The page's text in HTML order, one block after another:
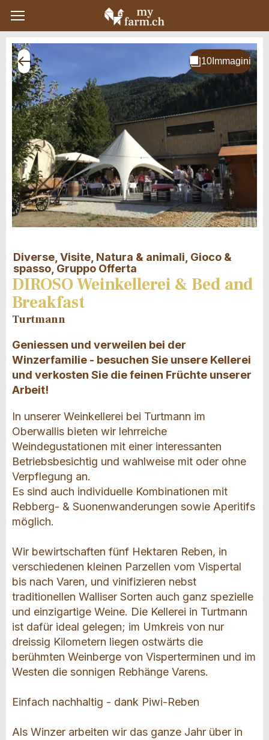
Diverse, Visite, Natura & animali, Gioco &
spasso, Gruppo Offerta
DIROSO Weinkellerei & Bed and
Breakfast
Turtmann
Geniessen und verweilen bei der
Winzerfamilie - besuchen Sie unsere Kellerei
und verkosten Sie die feinen Früchte unserer
Arbeit!
In unserer Weinkellerei bei Turtmann im
Oberwallis bieten wir lehrreiche
Weindegustationen mit einer interessanten
Betriebsbesichtig und wahlweise mit oder ohne
Verpflegung an.
Es sind auch individuelle Kombinationen mit
Rebberg- & Suonenwanderungen sowie Aperitifs
möglich.
Wir bewirtschaften fünf Hektaren Reben, in
verschiedenen kleinen Parzellen vom Vispertal
bis nach Varen, und vinifizieren nebst
traditionellen Walliser Sorten auch ganz spezielle
und einzigartige Weine. Die Kellerei in Turtmann
ist dafür ideal gelegen; im Umkreis von nur
dreissig Kilometern liegen ostwärts die
berühmten Weinberge von Visperterminen und im
Westen die sonnigen Rebhänge Varens.
Einfach nachhaltig - dank Piwi-Reben
Als Winzer arbeiten wir das ganze Jahr über in